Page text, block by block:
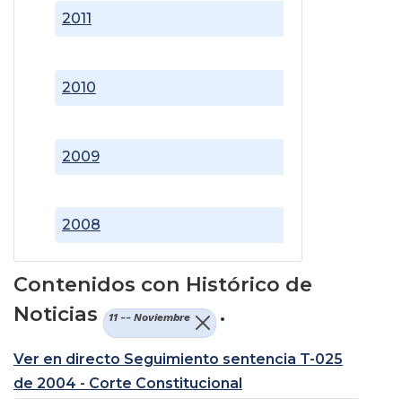
2008
2009
2010
2011
Contenidos con Histórico de
Noticias
11 -- Noviembre .
Ver en directo Seguimiento sentencia T-025
de 2004 - Corte Constitucional